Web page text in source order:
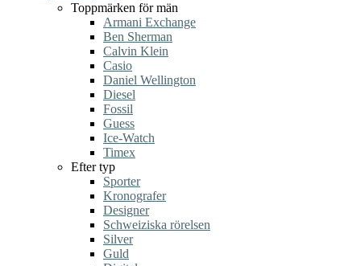
Toppmärken för män
Armani Exchange
Ben Sherman
Calvin Klein
Casio
Daniel Wellington
Diesel
Fossil
Guess
Ice-Watch
Timex
Efter typ
Sporter
Kronografer
Designer
Schweiziska rörelsen
Silver
Guld